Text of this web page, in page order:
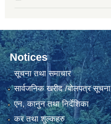
Notices
सूचना तथा समाचार
सार्वजनिक खरीद /बोलपत्र सूचना
एन, कानुन तथा निर्देशिका
कर तथा शुल्कहरु